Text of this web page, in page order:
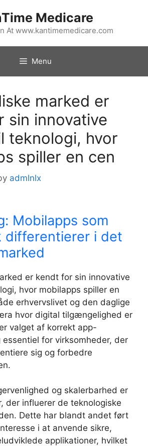
Medicare
At www.kantimemedicare.com
Menu
marked er
sin innovative
teknologi, hvor
spiller en cen
admlnlx
Mobilapps som
differentierer i det
er kendt for sin innovative
hvor mobilapps spiller en
erhvervslivet og den daglige
hvor digital tilgængelighed er
valget af korrekt app-
essentiel for virksomheder, der
sig og forbedre
og skalerbarhed er
der influerer de teknologiske
Dette har blandt andet ført
i at anvende sikre,
applikationer, hvilket